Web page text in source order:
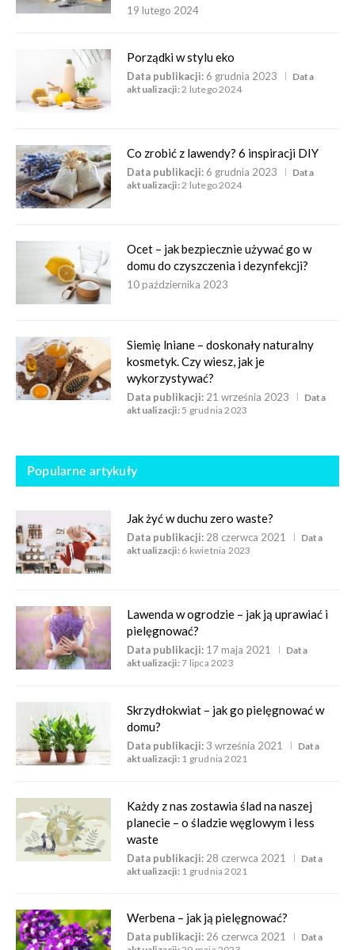
19 lutego 2024
Porządki w stylu eko
Data publikacji: 6 grudnia 2023
Data
aktualizacji:2 lutego 2024
Co zrobić z lawendy? 6 inspiracji DIY
Data publikacji: 6 grudnia 2023
Data
aktualizacji:2 lutego 2024
Ocet – jak bezpiecznie używać go w
domu do czyszczenia i dezynfekcji?
10 października 2023
Siemię lniane – doskonały naturalny
kosmetyk. Czy wiesz, jak je
wykorzystywać?
Data publikacji: 21 września 2023
Data
aktualizacji: 5 grudnia 2023
Popularne artykuły
Jak żyć w duchu zero waste?
Data publikacji: 28 czerwca 2021
Data
aktualizacji: 6 kwietnia 2023
Lawenda w ogrodzie – jak ją uprawiać i
pielęgnować?
Data publikacji: 17 maja 2021
Data
aktualizacji:7 lipca 2023
Skrzydłokwiat – jak go pielęgnować w
domu?
Data publikacji: 3 września 2021
Data
aktualizacji: 1 grudnia 2021
Każdy z nas zostawia ślad na naszej
planecie – o śladzie węglowym i less
waste
Data publikacji: 28 czerwca 2021
Data
aktualizacji: 1 grudnia 2021
Werbena – jak ją pielęgnować?
Data publikacji: 26 czerwca 2021
Data